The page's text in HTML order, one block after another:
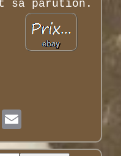
parution.